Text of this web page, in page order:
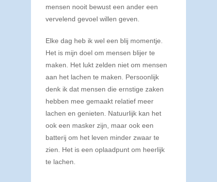
mensen nooit bewust een ander een
vervelend gevoel willen geven.
Elke dag heb ik wel een blij momentje.
Het is mijn doel om mensen blijer te
maken. Het lukt zelden niet om mensen
aan het lachen te maken. Persoonlijk
denk ik dat mensen die ernstige zaken
hebben mee gemaakt relatief meer
lachen en genieten. Natuurlijk kan het
ook een masker zijn, maar ook een
batterij om het leven minder zwaar te
zien. Het is een oplaadpunt om heerlijk
te lachen.